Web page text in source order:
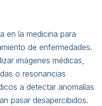
en la medicina para
de enfermedades.
imágenes médicas,
o resonancias
a detectar anomalías
pasar desapercibidos.